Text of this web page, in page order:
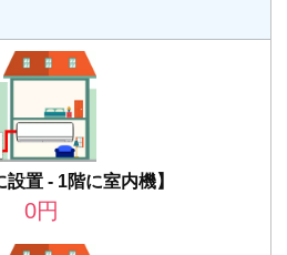
設置 - 1階に室内機】
0円